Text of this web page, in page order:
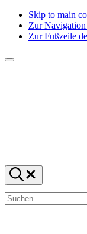
Skip to main
Zur
Zur Fußzeile
Menü
f1rstlife
Und
was
denkst
du?
Suchen
…